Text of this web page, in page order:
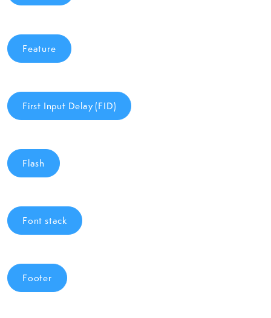
Feature
First Input Delay (FID)
Flash
Font stack
Footer